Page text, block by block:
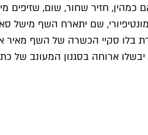
חזיר שחור, שום, שזיפים
שם יתארח השף מישל
בלו סקיי הכשרה של השף